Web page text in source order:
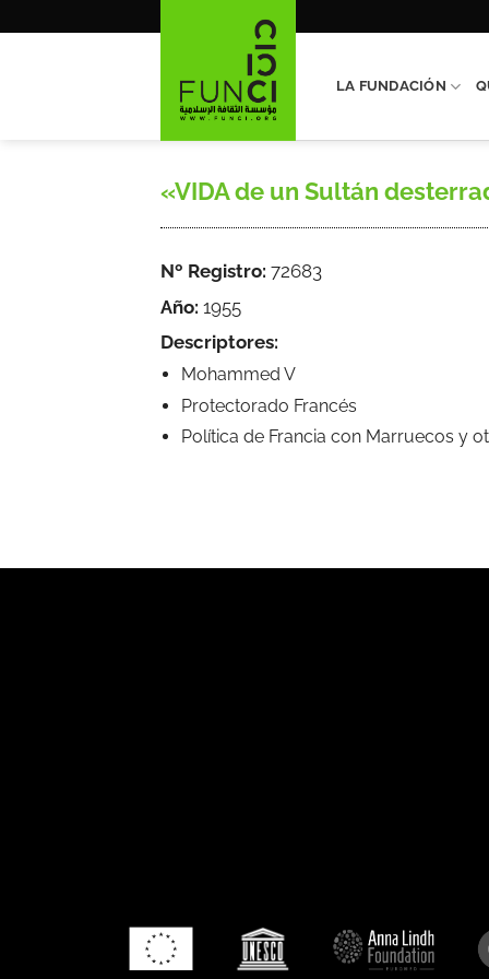
LA FUNDACIÓN
«VIDA de un Sultán
Nº Registro: 72683
Año: 1955
Descriptores:
Mohammed V
Protectorado Francés
Política de Francia con Marruecos y